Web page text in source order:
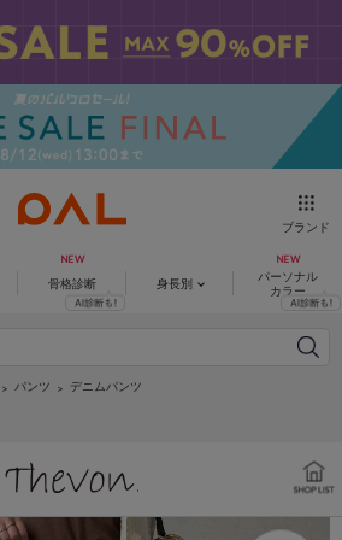
ブランド
骨格診断 身長別
パーソナル
カラー
パンツ
デニムパンツ